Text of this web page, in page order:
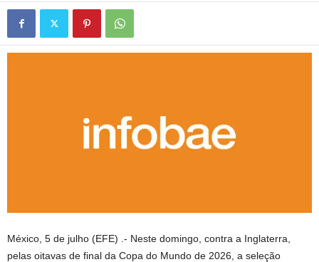
México, 5 de julho (EFE) .- Neste domingo, contra a Inglaterra,
pelas oitavas de final da Copa do Mundo de 2026, a seleção